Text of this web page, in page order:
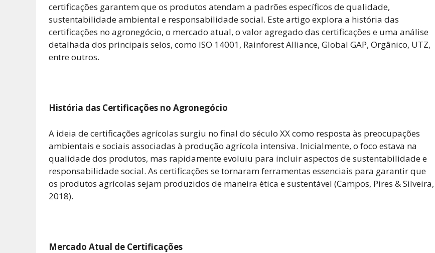
certificações garantem que os produtos atendam a padrões específicos de qualidade,
sustentabilidade ambiental e responsabilidade social. Este artigo explora a história das
certificações no agronegócio, o mercado atual, o valor agregado das certificações e uma análise
detalhada dos principais selos, como ISO 14001, Rainforest Alliance, Global GAP, Orgânico, UTZ,
entre outros.
História das Certificações no Agronegócio
A ideia de certificações agrícolas surgiu no final do século XX como resposta às preocupações
ambientais e sociais associadas à produção agrícola intensiva. Inicialmente, o foco estava na
qualidade dos produtos, mas rapidamente evoluiu para incluir aspectos de sustentabilidade e
responsabilidade social. As certificações se tornaram ferramentas essenciais para garantir que
os produtos agrícolas sejam produzidos de maneira ética e sustentável (Campos, Pires & Silveira,
2018).
Mercado Atual de Certificações